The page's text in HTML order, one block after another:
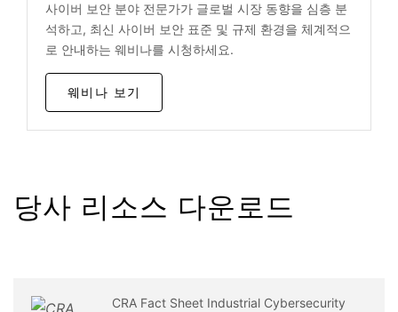
사이버 보안 분야 전문가가 글로벌 시장 동향을 심층 분
석하고, 최신 사이버 보안 표준 및 규제 환경을 체계적으
로 안내하는 웨비나를 시청하세요.
웨비나 보기
당사 리소스 다운로드
CRA Fact Sheet Industrial Cybersecurity